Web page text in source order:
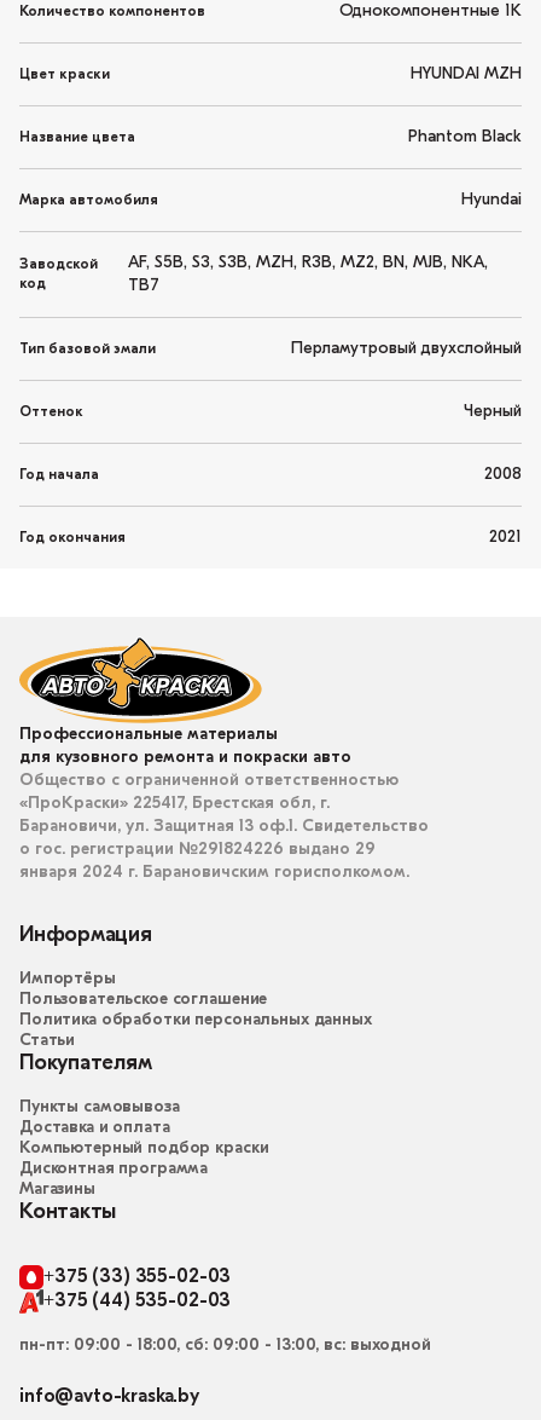
Количество компонентов Однокомпонентные 1K
Цвет краски HYUNDAI MZH
Название цвета Phantom Black
Марка автомобиля Hyundai
Заводской
код
AF, S5B, S3, S3B, MZH, R3B, MZ2, BN, MJB, NKA,
TB7
Тип базовой эмали Перламутровый двухслойный
Оттенок Черный
Год начала 2008
Год окончания 2021
Профессиональные материалы
для кузовного ремонта и покраски авто
Общество с ограниченной ответственностью
«ПроКраски» 225417, Брестская обл, г.
Барановичи, ул. Защитная 13 оф.1. Свидетельство
о гос. регистрации №291824226 выдано 29
января 2024 г. Барановичским горисполкомом.
Информация
Импортёры
Пользовательское соглашение
Политика обработки персональных данных
Статьи
Покупателям
Пункты самовывоза
Доставка и оплата
Компьютерный подбор краски
Дисконтная программа
Магазины
Контакты
+375 (33) 355-02-03
+375 (44) 535-02-03
пн-пт: 09:00 - 18:00, сб: 09:00 - 13:00, вс: выходной
info@avto-kraska.by